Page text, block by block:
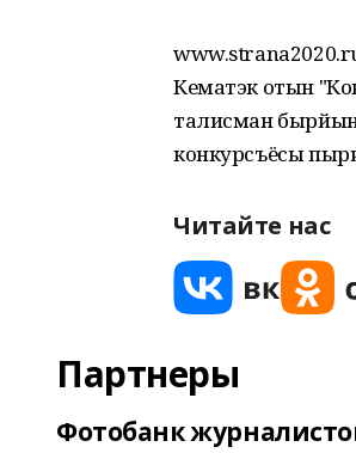
Кематэк отын
талисман
конкурсъёсы
Читайте нас
Партнеры
Фотобанк